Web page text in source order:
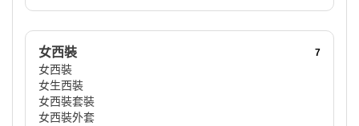
女西裝 7
女西裝
女生西裝
女西裝套裝
女西裝外套